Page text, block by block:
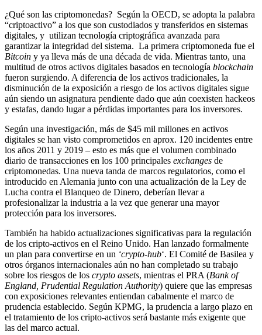
¿Qué son las criptomonedas? Según la OECD, se adopta la palabra
“criptoactivo” a los que son custodiados y transferidos en sistemas
digitales, y utilizan tecnología criptográfica avanzada para
garantizar la integridad del sistema. La primera criptomoneda fue el
Bitcoin y ya lleva más de una década de vida. Mientras tanto, una
multitud de otros activos digitales basados en tecnología blockchain
fueron surgiendo. A diferencia de los activos tradicionales, la
disminución de la exposición a riesgo de los activos digitales sigue
aún siendo un asignatura pendiente dado que aún coexisten hackeos
y estafas, dando lugar a pérdidas importantes para los inversores.
Según una investigación, más de $45 mil millones en activos
digitales se han visto comprometidos en aprox. 120 incidentes entre
los años 2011 y 2019 – esto es más que el volumen combinado
diario de transacciones en los 100 principales exchanges de
criptomonedas. Una nueva tanda de marcos regulatorios, como el
introducido en Alemania junto con una actualización de la Ley de
Lucha contra el Blanqueo de Dinero, deberían llevar a
profesionalizar la industria a la vez que generar una mayor
protección para los inversores.
También ha habido actualizaciones significativas para la regulación
de los cripto-activos en el Reino Unido. Han lanzado formalmente
un plan para convertirse en un ‘crypto-hub‘. El Comité de Basilea y
otros órganos internacionales aún no han completado su trabajo
sobre los riesgos de los crypto assets, mientras el PRA (Bank of
England, Prudential Regulation Authority) quiere que las empresas
con exposiciones relevantes entiendan cabalmente el marco de
prudencia establecido. Según KPMG, la prudencia a largo plazo en
el tratamiento de los cripto-activos será bastante más exigente que
las del marco actual.